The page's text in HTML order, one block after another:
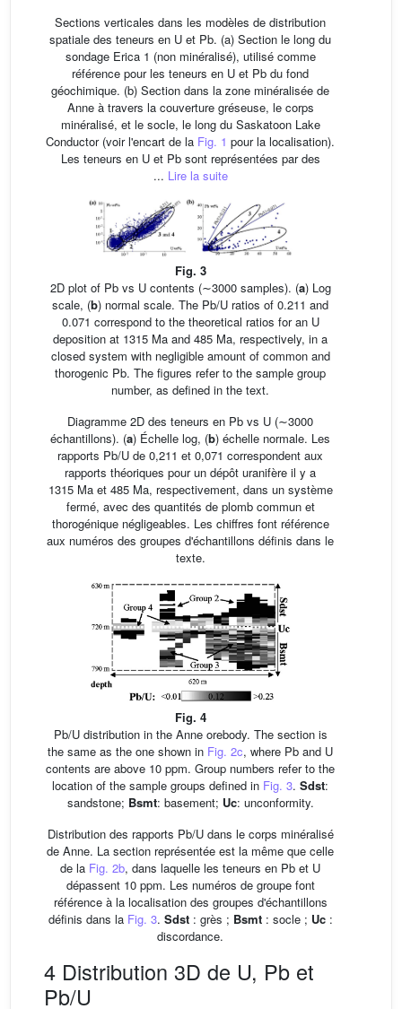
Sections verticales dans les modèles de distribution
spatiale des teneurs en U et Pb. (a) Section le long du
sondage Erica 1 (non minéralisé), utilisé comme
référence pour les teneurs en U et Pb du fond
géochimique. (b) Section dans la zone minéralisée de
Anne à travers la couverture gréseuse, le corps
minéralisé, et le socle, le long du Saskatoon Lake
Conductor (voir l'encart de la Fig. 1 pour la localisation).
Les teneurs en U et Pb sont représentées par des
... Lire la suite
Fig. 3
2D plot of Pb vs U contents (∼3000 samples). (a) Log
scale, (b) normal scale. The Pb/U ratios of 0.211 and
0.071 correspond to the theoretical ratios for an U
deposition at 1315 Ma and 485 Ma, respectively, in a
closed system with negligible amount of common and
thorogenic Pb. The figures refer to the sample group
number, as defined in the text.
Diagramme 2D des teneurs en Pb vs U (∼3000
échantillons). (a) Échelle log, (b) échelle normale. Les
rapports Pb/U de 0,211 et 0,071 correspondent aux
rapports théoriques pour un dépôt uranifère il y a
1315 Ma et 485 Ma, respectivement, dans un système
fermé, avec des quantités de plomb commun et
thorogénique négligeables. Les chiffres font référence
aux numéros des groupes d'échantillons définis dans le
texte.
Fig. 4
Pb/U distribution in the Anne orebody. The section is
the same as the one shown in Fig. 2c, where Pb and U
contents are above 10 ppm. Group numbers refer to the
location of the sample groups defined in Fig. 3. Sdst:
sandstone; Bsmt: basement; Uc: unconformity.
Distribution des rapports Pb/U dans le corps minéralisé
de Anne. La section représentée est la même que celle
de la Fig. 2b, dans laquelle les teneurs en Pb et U
dépassent 10 ppm. Les numéros de groupe font
référence à la localisation des groupes d'échantillons
définis dans la Fig. 3. Sdst: grès ; Bsmt: socle ; Uc:
discordance.
4 Distribution 3D de U, Pb et
Pb/U